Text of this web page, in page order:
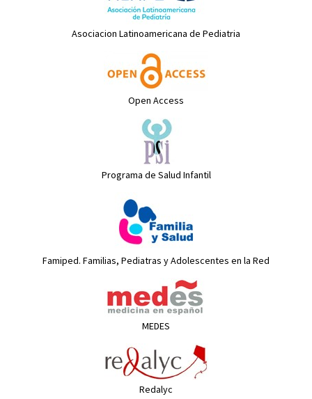
Asociacion Latinoamericana de Pediatria
Open Access
Programa de Salud Infantil
Famiped. Familias, Pediatras y Adolescentes en la Red
MEDES
Redalyc